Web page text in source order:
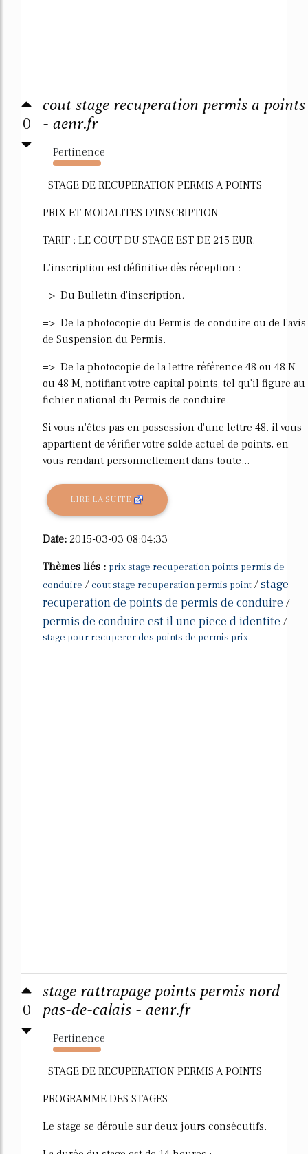
0
cout stage recuperation permis a points
- aenr.fr
Pertinence
3370%
STAGE DE RECUPERATION PERMIS A POINTS
PRIX ET MODALITES D'INSCRIPTION
TARIF : LE COUT DU STAGE EST DE 215 EUR.
L'inscription est définitive dès réception :
=> Du Bulletin d'inscription.
=> De la photocopie du Permis de conduire ou de l'avis
de Suspension du Permis.
=> De la photocopie de la lettre référence 48 ou 48 N
ou 48 M, notifiant votre capital points, tel qu'il figure au
fichier national du Permis de conduire.
Si vous n'êtes pas en possession d'une lettre 48. il vous
appartient de vérifier votre solde actuel de points, en
vous rendant personnellement dans toute...
LIRE LA SUITE
Date: 2015-03-03 08:04:33
Thèmes liés : prix stage recuperation points permis de
conduire / cout stage recuperation permis point /stage
recuperation de points de permis de conduire /
permis de conduire est il une piece d identite /
stage pour recuperer des points de permis prix
0
stage rattrapage points permis nord
pas-de-calais - aenr.fr
Pertinence
1128%
STAGE DE RECUPERATION PERMIS A POINTS
PROGRAMME DES STAGES
Le stage se déroule sur deux jours consécutifs.